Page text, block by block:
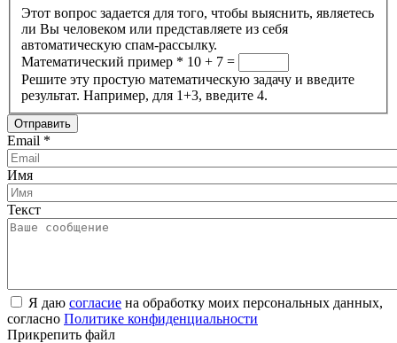
Этот вопрос задается для того, чтобы выяснить, являетесь
ли Вы человеком или представляете из себя
автоматическую спам-рассылку.
Математический пример * 10 + 7 =
Решите эту простую математическую задачу и введите
результат. Например, для 1+3, введите 4.
Email *
Имя
Текст
Я даю согласие на обработку моих персональных данных,
согласно Политике конфиденциальности
Прикрепить файл